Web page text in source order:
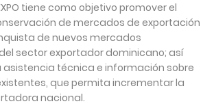
tiene como objetivo promover el
de mercados de exportación
de nuevos mercados
sector exportador dominicano; así
asistencia técnica e información sobre
que permita incrementar la
nacional.